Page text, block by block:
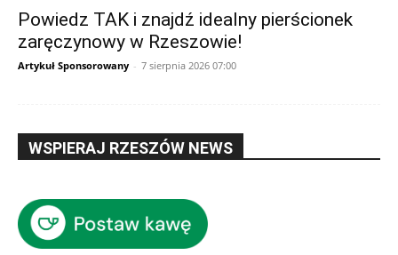
Powiedz TAK i znajdź idealny pierścionek
zaręczynowy w Rzeszowie!
Artykuł Sponsorowany - 7 sierpnia 2026 07:00
WSPIERAJ RZESZÓW NEWS